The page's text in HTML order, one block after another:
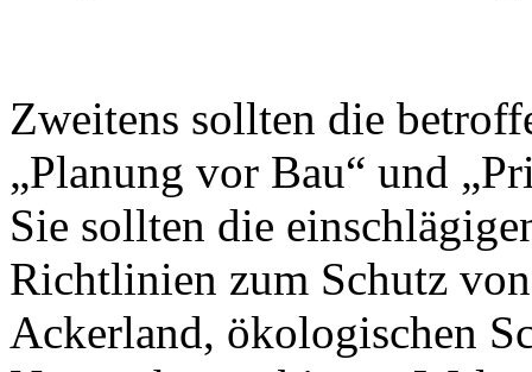
Zweitens sollten die
„Planung vor Bau“ und
Sie sollten die
Richtlinien zum Schutz
Ackerland, ökologischen